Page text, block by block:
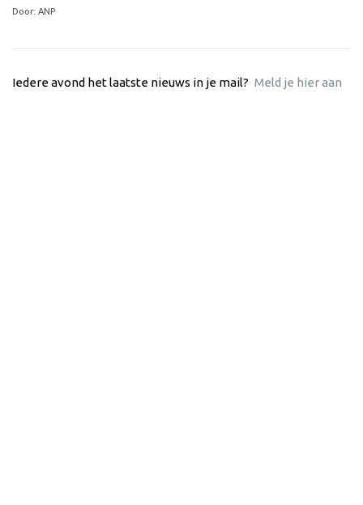
Door: ANP
Iedere avond het laatste nieuws in je mail? Meld je hier aan